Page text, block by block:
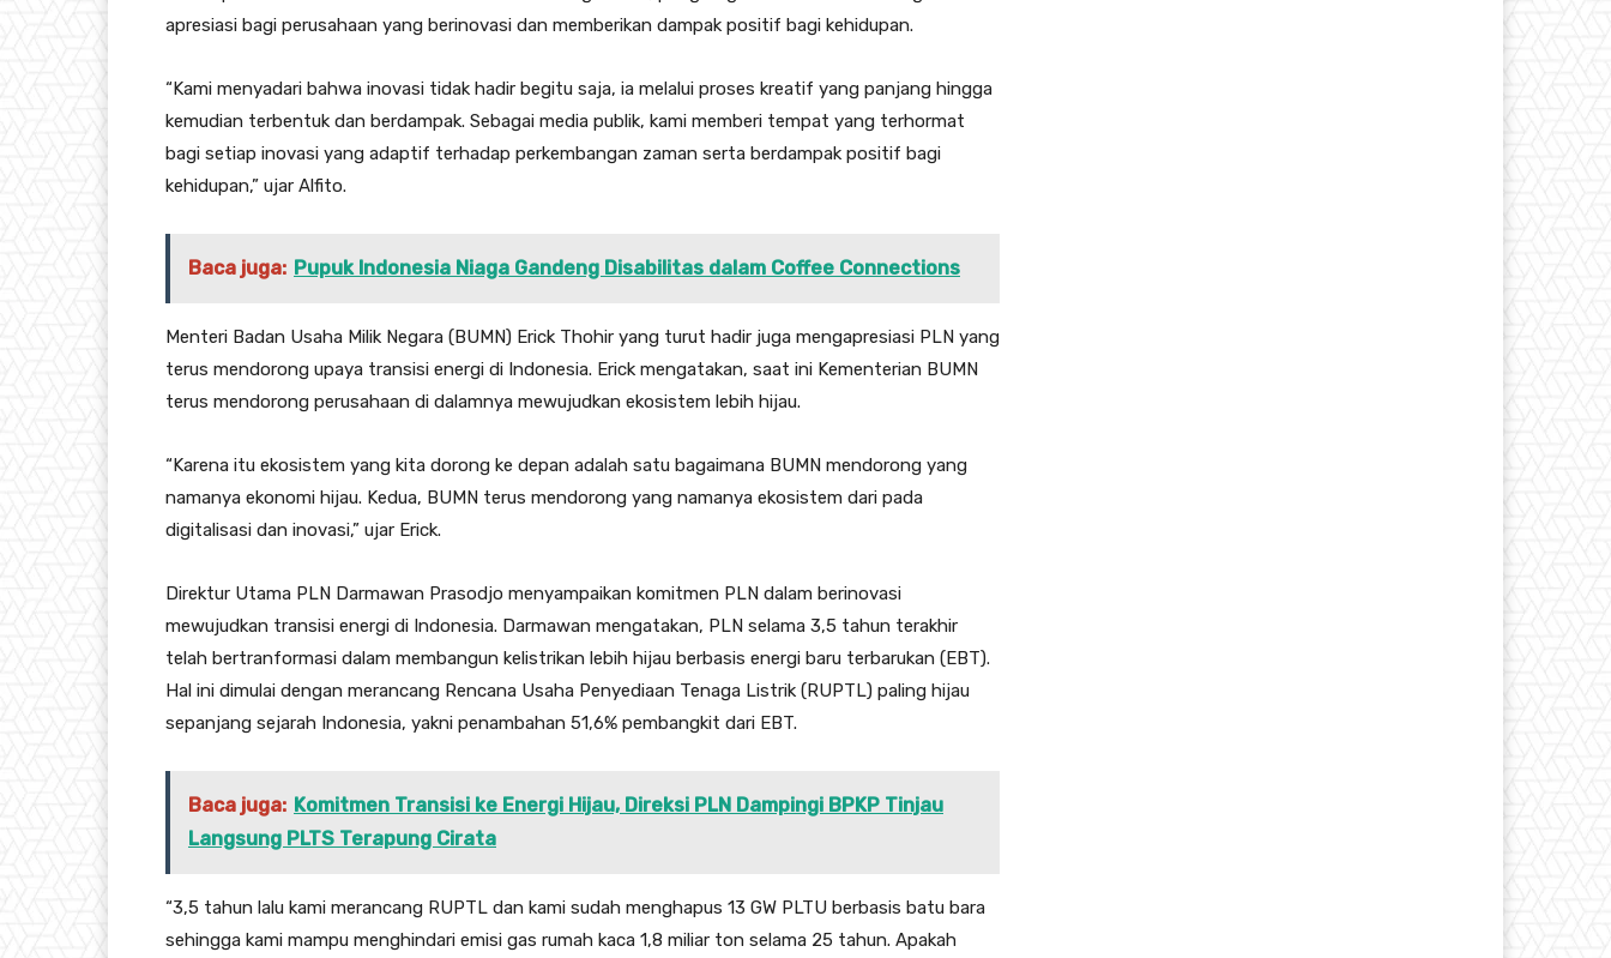
apresiasi bagi perusahaan yang berinovasi dan memberikan dampak positif bagi kehidupan.
“Kami menyadari bahwa inovasi tidak hadir begitu saja, ia melalui proses kreatif yang panjang hingga
kemudian terbentuk dan berdampak. Sebagai media publik, kami memberi tempat yang terhormat
bagi setiap inovasi yang adaptif terhadap perkembangan zaman serta berdampak positif bagi
kehidupan,” ujar Alfito.
Baca juga: Pupuk Indonesia Niaga Gandeng Disabilitas dalam Coffee Connections
Menteri Badan Usaha Milik Negara (BUMN) Erick Thohir yang turut hadir juga mengapresiasi PLN yang
terus mendorong upaya transisi energi di Indonesia. Erick mengatakan, saat ini Kementerian BUMN
terus mendorong perusahaan di dalamnya mewujudkan ekosistem lebih hijau.
“Karena itu ekosistem yang kita dorong ke depan adalah satu bagaimana BUMN mendorong yang
namanya ekonomi hijau. Kedua, BUMN terus mendorong yang namanya ekosistem dari pada
digitalisasi dan inovasi,” ujar Erick.
Direktur Utama PLN Darmawan Prasodjo menyampaikan komitmen PLN dalam berinovasi
mewujudkan transisi energi di Indonesia. Darmawan mengatakan, PLN selama 3,5 tahun terakhir
telah bertranformasi dalam membangun kelistrikan lebih hijau berbasis energi baru terbarukan (EBT).
Hal ini dimulai dengan merancang Rencana Usaha Penyediaan Tenaga Listrik (RUPTL) paling hijau
sepanjang sejarah Indonesia, yakni penambahan 51,6% pembangkit dari EBT.
Baca juga: Komitmen Transisi ke Energi Hijau, Direksi PLN Dampingi BPKP Tinjau
Langsung PLTS Terapung Cirata
“3,5 tahun lalu kami merancang RUPTL dan kami sudah menghapus 13 GW PLTU berbasis batu bara
sehingga kami mampu menghindari emisi gas rumah kaca 1,8 miliar ton selama 25 tahun. Apakah